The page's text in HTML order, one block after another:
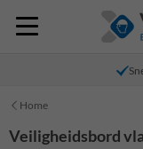
Home
Veiligheidsbord